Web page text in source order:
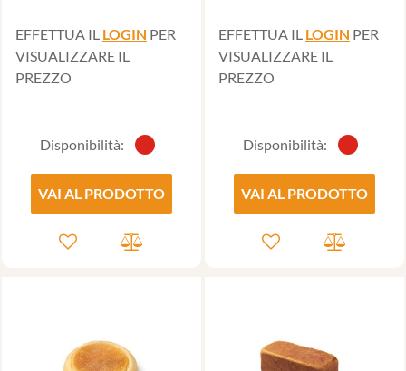
EFFETTUA IL LOGIN PER
VISUALIZZARE IL
PREZZO
Disponibilità:
VAI AL PRODOTTO
EFFETTUA IL LOGIN PER
VISUALIZZARE IL
PREZZO
Disponibilità:
VAI AL PRODOTTO